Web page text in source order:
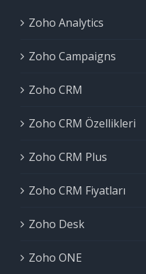
Zoho Analytics
Zoho Campaigns
Zoho CRM
Zoho CRM Özellikleri
Zoho CRM Plus
Zoho CRM Fiyatları
Zoho Desk
Zoho ONE